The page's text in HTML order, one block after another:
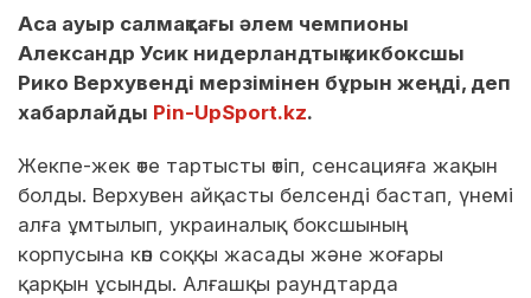
Аса ауыр салмақтағы әлем чемпионы
Александр Усик нидерландтық кикбоксшы
Рико Верхувенді мерзімінен бұрын жеңді, деп
хабарлайды Pin-UpSport.kz.
Жекпе-жек өте тартысты өтіп, сенсацияға жақын
болды. Верхувен айқасты белсенді бастап, үнемі
алға ұмтылып, украиналық боксшының
корпусына көп соққы жасады және жоғары
қарқын ұсынды. Алғашқы раундтарда